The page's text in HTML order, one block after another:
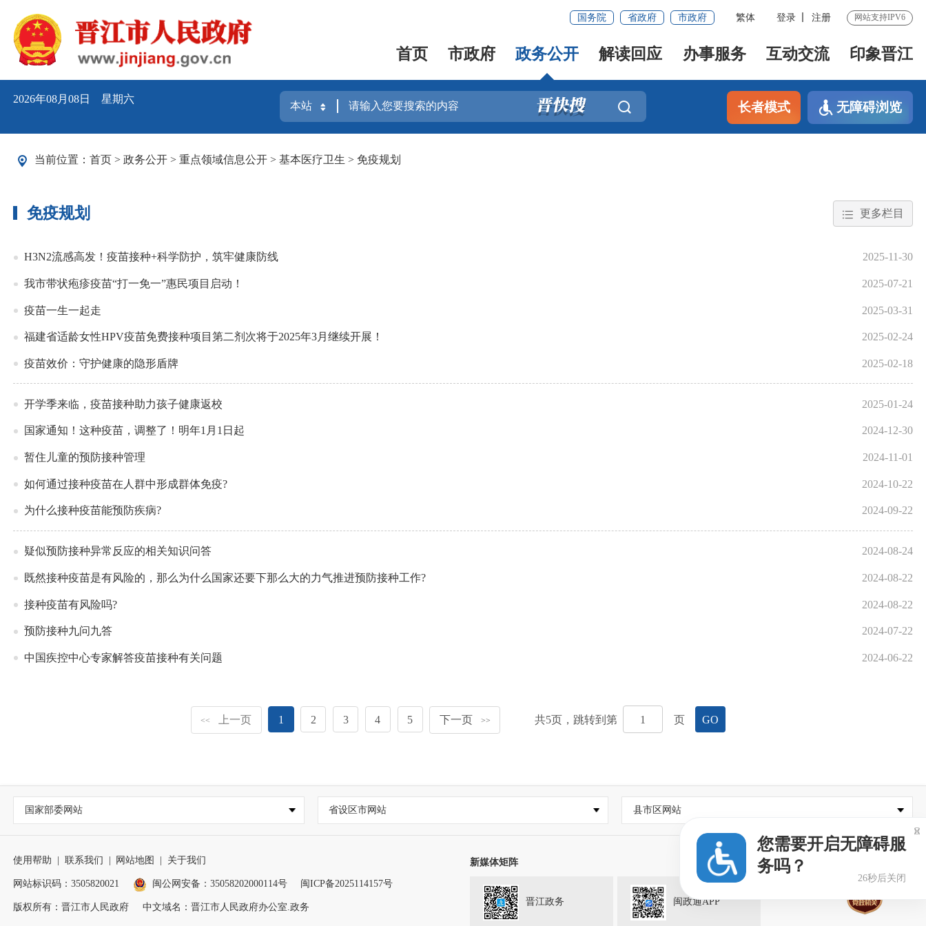
国务院 省政府 市政府 繁体 登录 注册 网站支持IPV6
首页 市政府 政务公开 解读回应 办事服务 互动交流 印象晋江
2026年08月08日 星期六
长者模式 无障碍浏览
当前位置： 首页 > 政务公开 > 重点领域信息公开 > 基本医疗卫生 > 免疫规划
免疫规划 更多栏目
H3N2流感高发！疫苗接种+科学防护，筑牢健康防线 2025-11-30
我市带状疱疹疫苗“打一免一”惠民项目启动！ 2025-07-21
疫苗一生一起走 2025-03-31
福建省适龄女性HPV疫苗免费接种项目第二剂次将于2025年3月继续开展！ 2025-02-24
疫苗效价：守护健康的隐形盾牌 2025-02-18
开学季来临，疫苗接种助力孩子健康返校 2025-01-24
国家通知！这种疫苗，调整了！明年1月1日起 2024-12-30
暂住儿童的预防接种管理 2024-11-01
如何通过接种疫苗在人群中形成群体免疫? 2024-10-22
为什么接种疫苗能预防疾病? 2024-09-22
疑似预防接种异常反应的相关知识问答 2024-08-24
既然接种疫苗是有风险的，那么为什么国家还要下那么大的力气推进预防接种工作? 2024-08-22
接种疫苗有风险吗? 2024-08-22
预防接种九问九答 2024-07-22
中国疾控中心专家解答疫苗接种有关问题 2024-06-22
<< 上一页 1 2 3 4 5 下一页 >> 共5页，跳转到第 页 GO
国家部委网站 省设区市网站 县市区网站
使用帮助 联系我们 网站地图 关于我们
网站标识码：3505820021 闽公网安备：35058202000114号 闽ICP备2025114157号
版权所有：晋江市人民政府 中文域名：晋江市人民政府办公室.政务
新媒体矩阵
晋江政务 闽政通APP
您需要开启无障碍服
务吗？
25秒后关闭
